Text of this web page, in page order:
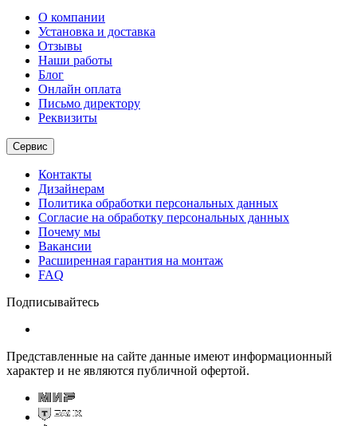
О компании
Установка и доставка
Отзывы
Наши работы
Блог
Онлайн оплата
Письмо директору
Реквизиты
Сервис
Контакты
Дизайнерам
Политика обработки персональных данных
Согласие на обработку персональных данных
Почему мы
Вакансии
Расширенная гарантия на монтаж
FAQ
Подписывайтесь
Представленные на сайте данные имеют информационный
характер и не являются публичной офертой.